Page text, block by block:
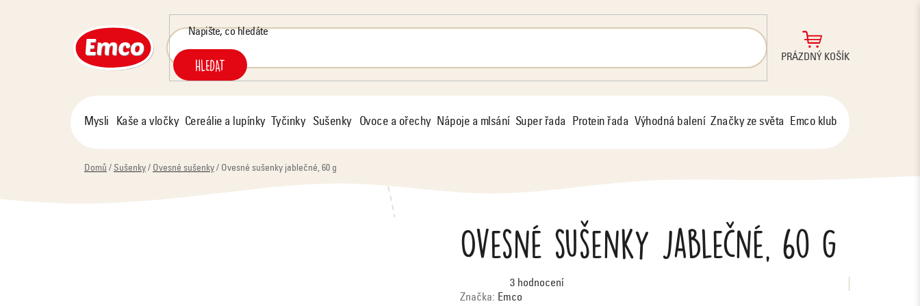
HLEDAT
NÁKUPNÍ
PRÁZDNÝ KOŠÍK
Mysli Kaše a vločky Cereálie a lupínky Tyčinky Sušenky Ovoce a ořechy Nápoje a mlsání Super řada Protein řada Výhodná balení Značky ze světa Emco klub
Domů / Sušenky / Ovesné sušenky / Ovesné sušenky jablečné, 60 g
Ovesné sušenky jablečné, 60 g
Průměrné
hodnocení
produktu
je
3 hodnocení
Značka: Emco